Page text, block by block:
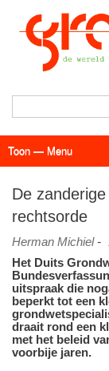
Zoeken
Menu
Toon — Menu
De
rechtsorde
Herman Michiel-
Het Duits
uitspraak die
beperkt tot een
draait rond een
met het beleid
voorbije jaren.